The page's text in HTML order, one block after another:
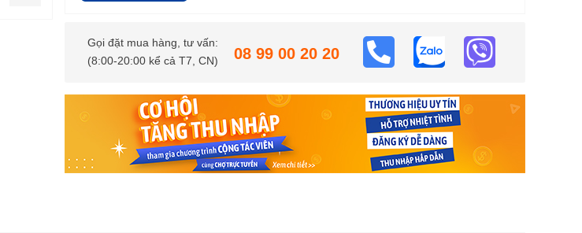
Gọi đặt mua hàng, tư vấn:
(8:00-20:00 kể cả T7, CN)
08 99 00 20 20